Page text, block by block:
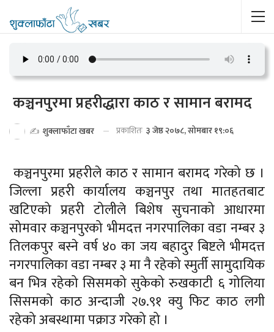
कञ्चनपुरमा प्रहरीद्धारा काठ र सामान बरामद
✍️ शुक्लाफाँटा खबर प्रकाशितः ३ जेष्ठ २०७८, सोमबार १९:०६
कञ्चनपुरमा प्रहरीले काठ र सामान बरामद गरेको छ ।
जिल्ला प्रहरी कार्यालय कञ्चनपुर तथा मातहतबाट
खटिएको प्रहरी टोलीले बिशेष सुचनाको आधारमा
सोमवार कञ्चनपुरको भीमदत्त नगरपालिका वडा नम्बर ३
तिलकपुर बस्ने वर्ष ४० का जय बहादुर बिष्टले भीमदत्त
नगरपालिका वडा नम्बर ३ मा नै रहेको स्मुर्ती सामुदायिक
बन भित्र रहेको सिसमको सुकेको रुखकाटी ६ गोलिया
सिसमको काठ अन्दाजी २७.९१ क्यु फिट काठ लगी
रहेको अबस्थामा पक्राउ गरेको हो ।